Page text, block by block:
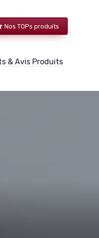
Nos TOPs produits
& Avis Produits